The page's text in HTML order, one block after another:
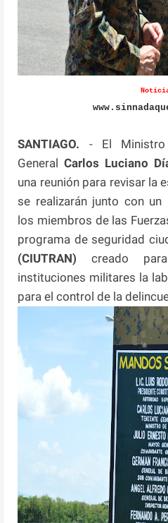
SANTIAGO. - El Ministro
GeneralCarlos Luciano
una reunión para revisar la
se realizarán junto con
los miembros de las
programa de seguridad
(CIUTRAN) creado
instituciones militares la
para el control de la